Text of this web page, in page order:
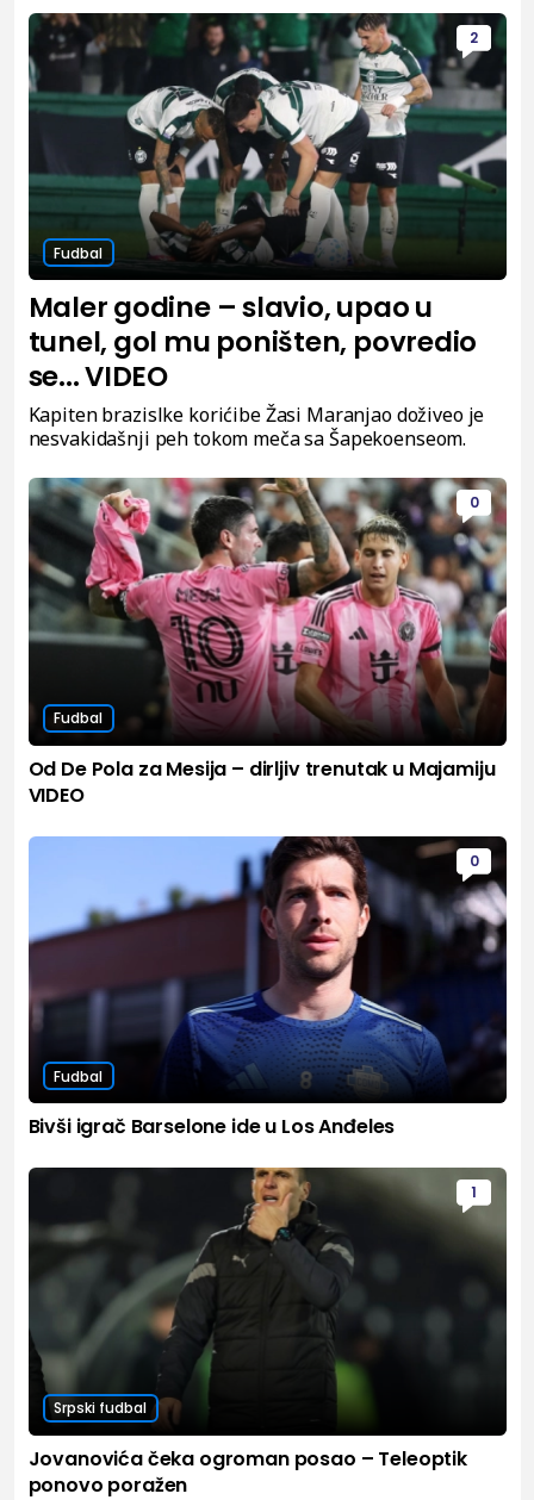
2
Fudbal
Maler godine – slavio, upao u
tunel, gol mu poništen, povredio
se... VIDEO
Kapiten brazislke korićibe Žasi Maranjao doživeo je
nesvakidašnji peh tokom meča sa Šapekoenseom.
0
Fudbal
Od De Pola za Mesija – dirljiv trenutak u Majamiju
VIDEO
0
Fudbal
Bivši igrač Barselone ide u Los Anđeles
1
Srpski fudbal
Jovanovića čeka ogroman posao – Teleoptik
ponovo poražen